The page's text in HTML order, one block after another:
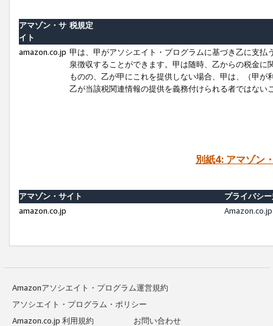
アマゾン・サ
イト
税規定
amazon.co.jp 甲は、甲がアソシエイト・プログラムに基づき乙に支
泉徴収することができます。甲は随時、乙からの税金
ものの、乙が甲にこれを提供しない場合、甲は、（甲
乙が当該税関連情報の提供を義務付けられる者ではな
別紙4: アマゾン
アマゾン・サイト
プライバシ
amazon.co.jp
Amazonアソシエイト・プログラム運営規約
アソシエイト・プログラム・ポリシー
Amazon.co.jp 利用規約
お問い合わせ